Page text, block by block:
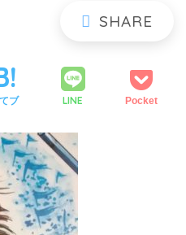
ブ LINE Pocket